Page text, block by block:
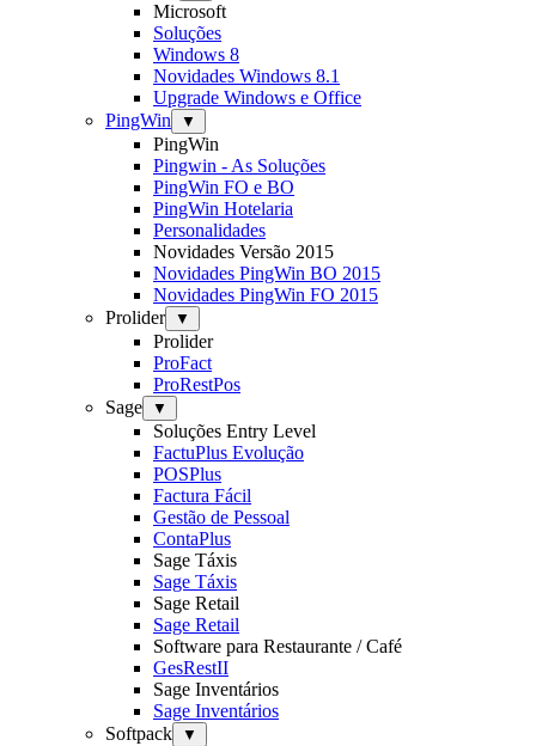
Microsoft
Soluções
Windows 8
Novidades Windows 8.1
Upgrade Windows e Office
PingWin
▼
PingWin
Pingwin - As Soluções
PingWin FO e BO
PingWin Hotelaria
Personalidades
Novidades Versão 2015
Novidades PingWin BO 2015
Novidades PingWin FO 2015
Prolider
▼
Prolider
ProFact
ProRestPos
Sage
▼
Soluções Entry Level
FactuPlus Evolução
POSPlus
Factura Fácil
Gestão de Pessoal
ContaPlus
Sage Táxis
Sage Táxis
Sage Retail
Sage Retail
Software para Restaurante / Café
GesRestII
Sage Inventários
Sage Inventários
Softpack
▼